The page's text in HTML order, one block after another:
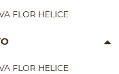
FLOR HELICE
FLOR HELICE